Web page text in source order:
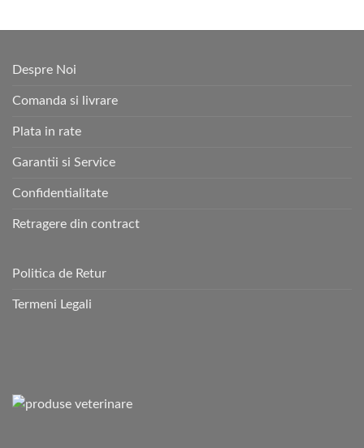
Despre Noi
Comanda si livrare
Plata in rate
Garantii si Service
Confidentialitate
Retragere din contract
Politica de Retur
Termeni Legali